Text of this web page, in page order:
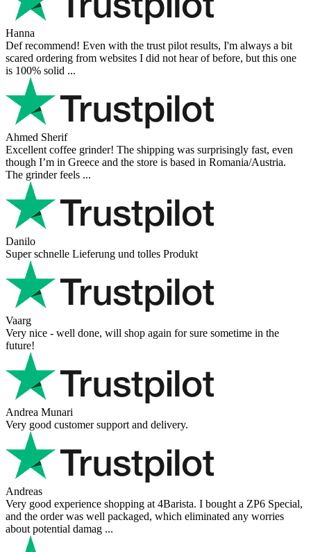
Hanna
Def recommend! Even with the trust pilot results, I'm always a bit
scared ordering from websites I did not hear of before, but this one
is 100% solid ...
Ahmed Sherif
Excellent coffee grinder! The shipping was surprisingly fast, even
though I’m in Greece and the store is based in Romania/Austria.
The grinder feels ...
Danilo
Super schnelle Lieferung und tolles Produkt
Vaarg
Very nice - well done, will shop again for sure sometime in the
future!
Andrea Munari
Very good customer support and delivery.
Andreas
Very good experience shopping at 4Barista. I bought a ZP6 Special,
and the order was well packaged, which eliminated any worries
about potential damag ...